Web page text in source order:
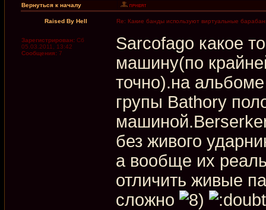
Вернуться к началу
Raised By Hell Re: Какие банды используют виртуальные
Зарегистрирован: Сб
05.03.2011, 13:42
Сообщения: 7
Sarcofago какое
машину(по
точно).на
групы Bathory
без живого
а вообще их
отличить живые
сложно